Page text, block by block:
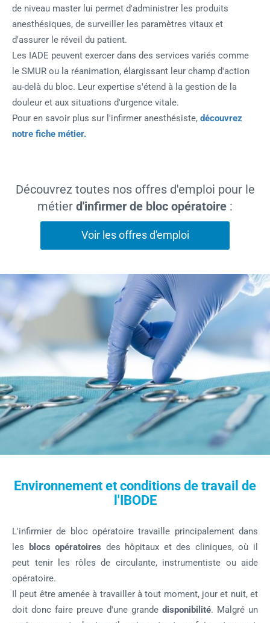
de niveau master lui permet d'administrer les produits
anesthésiques, de surveiller les paramètres vitaux et
d'assurer le réveil du patient.
Les IADE peuvent exercer dans des services variés comme
le SMUR ou la réanimation, élargissant leur champ d'action
au-delà du bloc. Leur expertise s'étend à la gestion de la
douleur et aux situations d'urgence vitale.
Pour en savoir plus sur l'infirmer anesthésiste, découvrez
notre fiche métier.
Découvrez toutes nos offres d'emploi pour le
métier d'infirmer de bloc opératoire :
Voir les offres d'emploi
Environnement et conditions de travail de
l'IBODE
L'infirmier de bloc opératoire travaille principalement dans
les
blocs opératoires des hôpitaux et des cliniques, où il
peut tenir les rôles de circulante, instrumentiste ou aide
opératoire.
Il peut être amenée à travailler à tout moment, jour et nuit, et
doit donc faire preuve d'une grande disponibilité. Malgré un